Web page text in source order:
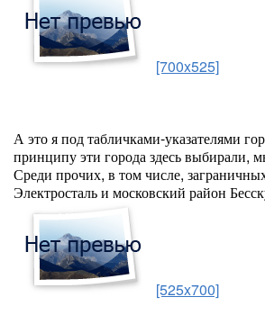
[700x525]
А это я под табличками-указателями
принципу эти города здесь выбирали,
Среди прочих, в том числе,
Электросталь и московский район
[525x700]